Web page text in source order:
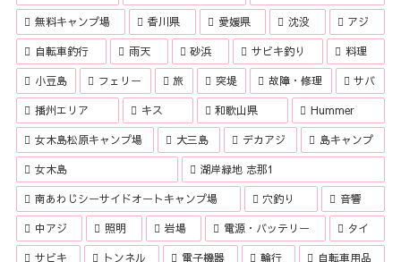
無料キャンプ場 香川県 愛媛県 沈没 アジ
自転車釣行 雨天 砂浜 サビキ釣り 料理
小豆島 フェリー 旅 突堤 故障・修理 サバ
播州エリア キス 和歌山県 Hummer
女木島松原キャンプ場 大三島 デカアジ 島キャンプ
女木島 湖岸緑地 志那1
南あわじシーサイドオートキャンプ場 穴釣り 音響
中アジ 照明 岩場 電源・バッテリー タイ
サビキ トンネル 電子機器 輪行 自転車用品